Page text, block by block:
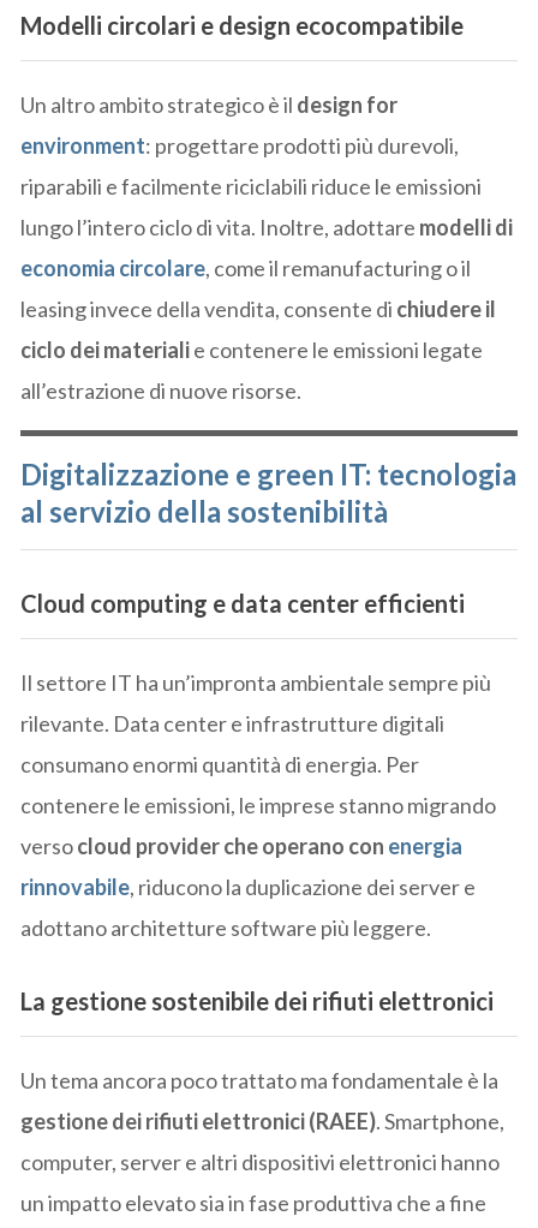
Modelli circolari e design ecocompatibile
Un altro ambito strategico è il design for
environment: progettare prodotti più durevoli,
riparabili e facilmente riciclabili riduce le emissioni
lungo l’intero ciclo di vita. Inoltre, adottare modelli di
economia circolare, come il remanufacturing o il
leasing invece della vendita, consente di chiudere il
ciclo dei materialie contenere le emissioni legate
all’estrazione di nuove risorse.
Digitalizzazione e green IT: tecnologia
al servizio della sostenibilità
Cloud computing e data center efficienti
Il settore IT ha un’impronta ambientale sempre più
rilevante. Data center e infrastrutture digitali
consumano enormi quantità di energia. Per
contenere le emissioni, le imprese stanno migrando
versocloud provider che operano con energia
rinnovabile, riducono la duplicazione dei server e
adottano architetture software più leggere.
La gestione sostenibile dei rifiuti elettronici
Un tema ancora poco trattato ma fondamentale è la
gestione dei rifiuti elettronici (RAEE). Smartphone,
computer, server e altri dispositivi elettronici hanno
un impatto elevato sia in fase produttiva che a fine